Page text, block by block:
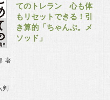
てのトレラン 心も体
もリセットできる！引
き算的「ちゃんぷ。メ
ソッド」
著
判